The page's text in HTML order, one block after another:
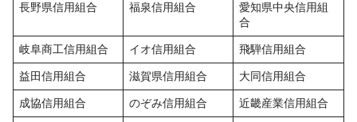
長野県信用組合 福泉信用組合
愛知県中央信用組
合
岐阜商工信用組合 イオ信用組合 飛騨信用組合
益田信用組合 滋賀県信用組合 大同信用組合
成協信用組合 のぞみ信用組合 近畿産業信用組合